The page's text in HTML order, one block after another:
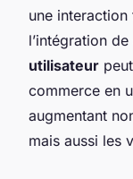
une
l’intégration de
utilisateur
commerce en
augmentant
mais aussi les